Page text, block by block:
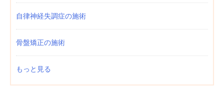
自律神経失調症の施術
骨盤矯正の施術
もっと見る